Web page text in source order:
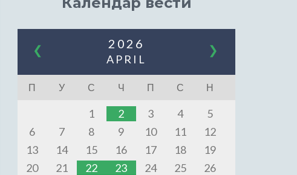
❮ ❯
2026
APRIL
П У С Ч П С Н
1 2 3 4
5
6
7 8 9 10 11
12
13
14 15 16 17 18
19
20
21 22 23 24 25
26